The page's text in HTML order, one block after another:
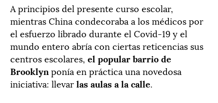
A principios del presente curso escolar,
mientras China condecoraba a los médicos por
el esfuerzo librado durante el Covid-19 y el
mundo entero abría con ciertas reticencias sus
centros escolares, el popular barrio de
Brooklyn ponía en práctica una novedosa
iniciativa: llevarlas aulas a la calle.